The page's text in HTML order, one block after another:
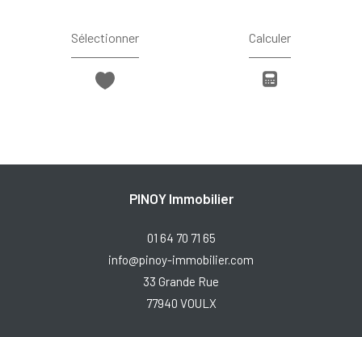
Sélectionner Calculer
PINOY Immobilier
01 64 70 71 65
info@pinoy-immobilier.com
33 Grande Rue
77940
VOULX